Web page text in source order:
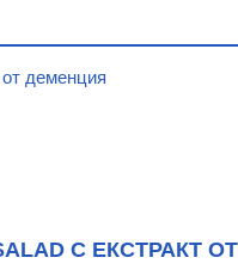
от деменция
С ЕКСТРАКТ